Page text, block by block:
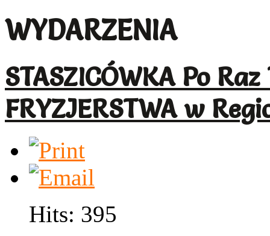
WYDARZENIA
STASZICÓWKA Po
FRYZJERSTWA w
Hits: 395